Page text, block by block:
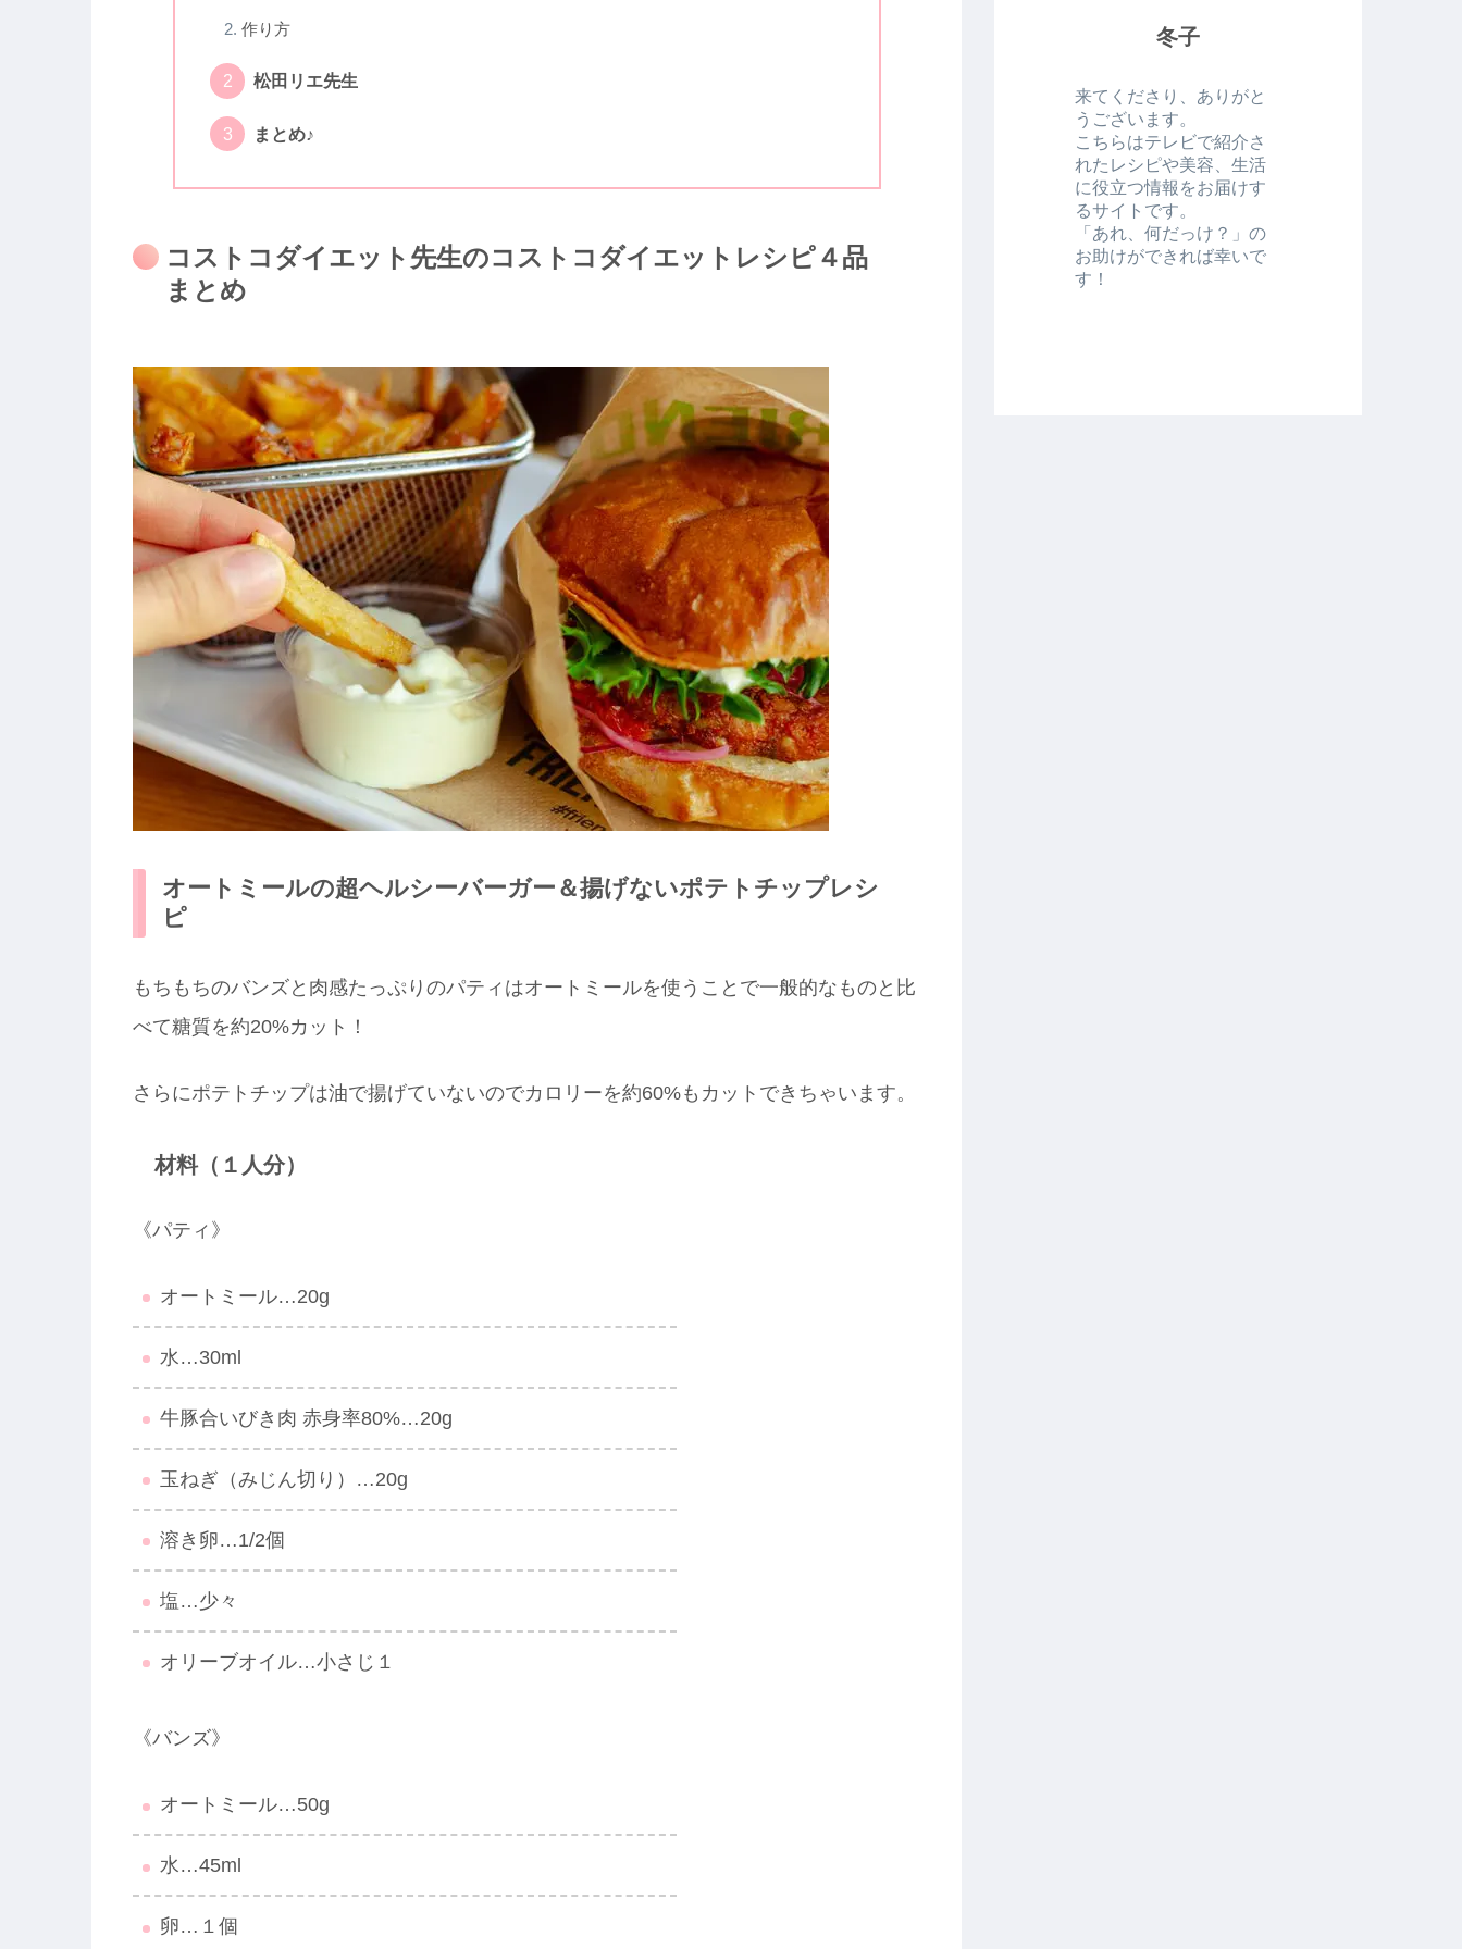
作り方
松田リエ先生
まとめ♪
コストコダイエット先生のコストコダイエットレシピ４品
まとめ
オートミールの超ヘルシーバーガー＆揚げないポテトチップレシ
ピ
もちもちのバンズと肉感たっぷりのパティはオートミールを使うことで一般的なものと比
べて糖質を約20%カット！
さらにポテトチップは油で揚げていないのでカロリーを約60%もカットできちゃいます。
材料（１人分）
《パティ》
オートミール…20g
水…30ml
牛豚合いびき肉 赤身率80%…20g
玉ねぎ（みじん切り）…20g
溶き卵…1/2個
塩…少々
オリーブオイル…小さじ１
《バンズ》
オートミール…50g
水…45ml
卵…１個
冬子
来てくださり、ありがと
うございます。
こちらはテレビで紹介さ
れたレシピや美容、生活
に役立つ情報をお届けす
るサイトです。
「あれ、何だっけ？」の
お助けができれば幸いで
す！